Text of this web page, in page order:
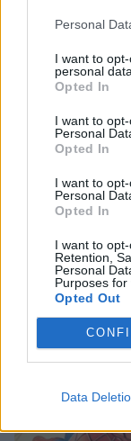
Personal
I want to
personal data.
Opted In
I want to
Personal
Opted In
I want to
Personal
Opted In
I want to
Retention,
Personal
Purposes for
Opted Out
Data
4
Kela voi
5